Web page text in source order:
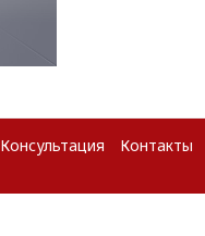
Консультация Контакты